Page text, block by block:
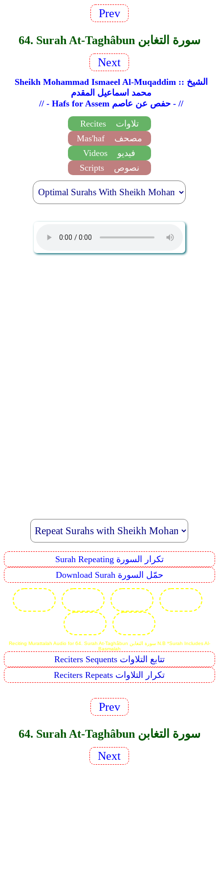
Prev
64. Surah At-Taghâbun سورة التغابن
Next
Sheikh Mohammad Ismaeel Al-Muqaddim :: الشيخ
محمد اسماعيل المقدم
// - Hafs for Assem حفص عن عاصم - //
Recites
تلاوات
Mas'haf
مصحف
Videos
فيديو
Scripts
نصوص
Surah Repeating تكرار السورة
Download Surah حمّل السورة
Reciting Murattalah Audio for 64. Surah At-Taghâbun سورة التغابن N.B *Surah Includes Al-
Basmalah
Reciters Sequents تتابع التلاوات
Reciters Repeats تكرار التلاوات
Prev
64. Surah At-Taghâbun سورة التغابن
Next